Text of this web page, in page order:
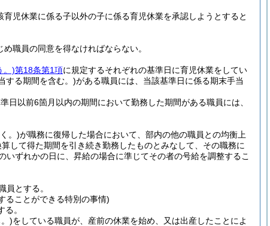
児休業に係る子以外の子に係る育児休業を承認しようとすると
職員の同意を得なければならない。
。)第18条第1項に規定するそれぞれの基準日に育児休業をしてい
する期間を含む。)がある職員には、当該基準日に係る期末手当
以前6箇月以内の期間において勤務した期間がある職員には、
。)が職務に復帰した場合において、部内の他の職員との均衡上
して得た期間を引き続き勤務したものとみなして、その職務に
ずれかの日に、昇給の場合に準じてその者の号給を調整するこ
員とする。
ることができる特別の事情)
。
)をしている職員が、産前の休業を始め、又は出産したことによ